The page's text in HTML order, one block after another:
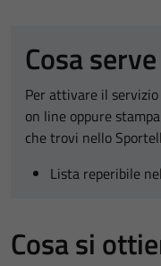
Cosa serve
Per attivare il
on line oppure
che trovi nello
Lista reperibile
Cosa si